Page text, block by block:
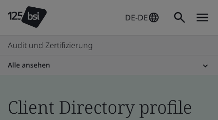
DE-DE
Audit und Zertifizierung
Alle ansehen
Client Directory profile